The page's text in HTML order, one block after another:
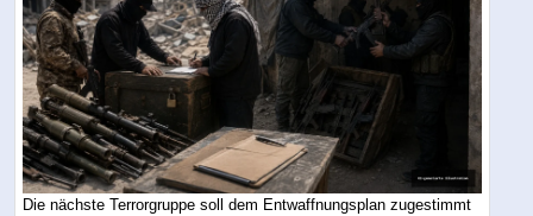
Die nächste Terrorgruppe soll dem Entwaffnungsplan zugestimmt